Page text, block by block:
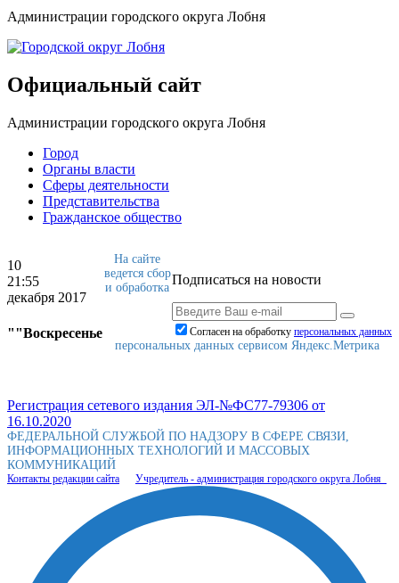
Администрации городского округа Лобня
Официальный сайт
Администрации городского округа Лобня
Город
Органы власти
Сферы деятельности
Представительства
Гражданское общество
10
21:55
декабря 2017
""Воскресенье
Подписаться на новости
Согласен на обработку персональныx данных
На сайте
ведется сбор
и обработка
персональных данных сервисом Яндекс.Метрика
Регистрация сетевого издания ЭЛ-№ФС77-79306 от
16.10.2020
ФЕДЕРАЛЬНОЙ СЛУЖБОЙ ПО НАДЗОРУ В СФЕРЕ СВЯЗИ,
ИНФОРМАЦИОННЫХ ТЕХНОЛОГИЙ И МАССОВЫХ
КОММУНИКАЦИЙ
Контакты редакции сайта Учредитель - администрация городского округа Лобня